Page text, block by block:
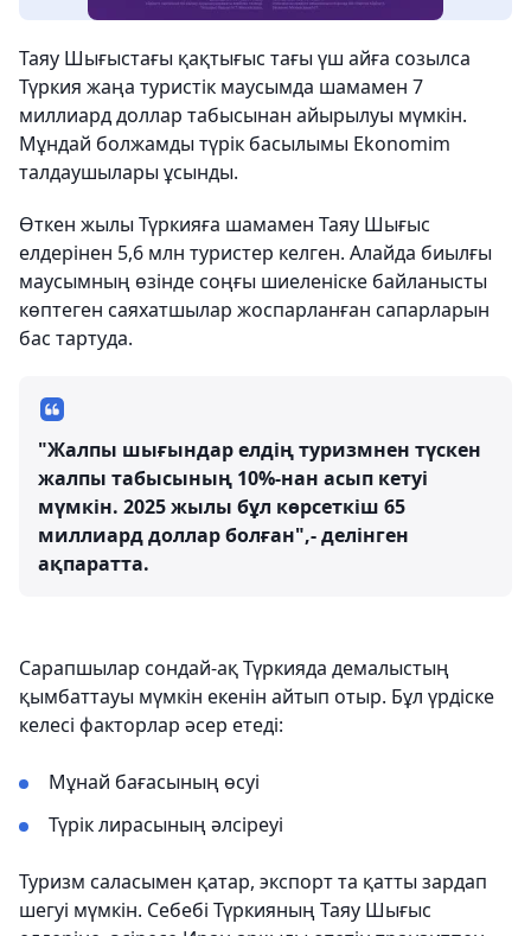
Таяу Шығыстағы қақтығыс тағы үш айға созылса
Түркия жаңа туристік маусымда шамамен 7
миллиард доллар табысынан айырылуы мүмкін.
Мұндай болжамды түрік басылымы Ekonomim
талдаушылары ұсынды.
Өткен жылы Түркияға шамамен Таяу Шығыс
елдерінен 5,6 млн туристер келген. Алайда биылғы
маусымның өзінде соңғы шиеленіске байланысты
көптеген саяхатшылар жоспарланған сапарларын
бас тартуда.
"Жалпы шығындар елдің туризмнен түскен
жалпы табысының 10%-нан асып кетуі
мүмкін. 2025 жылы бұл көрсеткіш 65
миллиард доллар болған",- делінген
ақпаратта.
Сарапшылар сондай-ақ Түркияда демалыстың
қымбаттауы мүмкін екенін айтып отыр. Бұл үрдіске
келесі факторлар әсер етеді:
Мұнай бағасының өсуі
Түрік лирасының әлсіреуі
Туризм саласымен қатар, экспорт та қатты зардап
шегуі мүмкін. Себебі Түркияның Таяу Шығыс